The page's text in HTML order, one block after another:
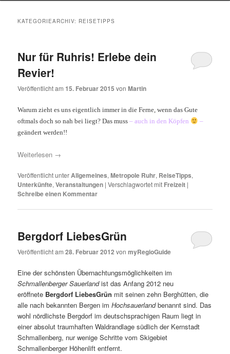
KATEGORIEARCHIV: REISETIPPS
Nur für Ruhris! Erlebe dein
Revier!
Veröffentlicht am 15. Februar 2015 vonMartin
Warum zieht es uns eigentlich immer in die Ferne, wenn das Gute
oftmals doch so nah bei liegt? Das muss– auch in den Köpfen
–
geändert werden!!
Weiterlesen →
Veröffentlicht unterAllgemeines,Metropole Ruhr, ReiseTipps,
Unterkünfte,Veranstaltungen |Verschlagwortet mit Freizeit |
Schreibe einen Kommentar
Bergdorf LiebesGrün
Veröffentlicht am28. Februar 2012 vonmyRegioGuide
Eine der schönsten Übernachtungsmöglichkeiten im
Schmallenberger Sauerlandist das Anfang 2012 neu
eröffnete Bergdorf LiebesGrün mit seinen zehn Berghütten, die
alle nach bekannten Bergen imHochsauerlandbenannt sind. Das
wohl nördlichste Bergdorf im deutschsprachigen Raum liegt in
einer absolut traumhaften Waldrandlage südlich der Kernstadt
Schmallenberg, nur wenige Schritte vom Skigebiet
Schmallenberger Höhenlift entfernt.